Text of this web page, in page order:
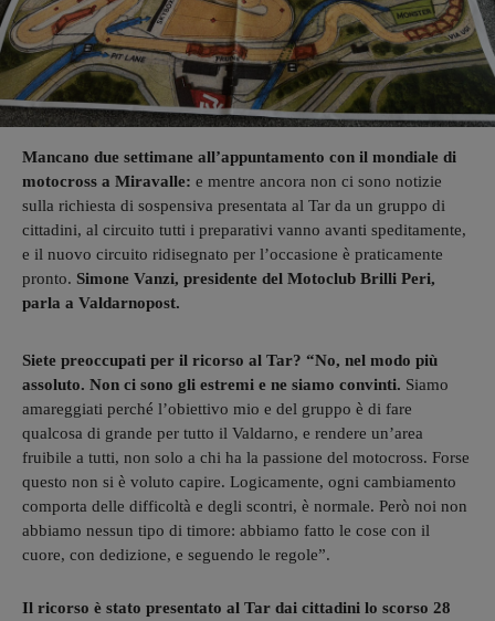
Mancano due settimane all’appuntamento con il mondiale di
motocross a Miravalle: e mentre ancora non ci sono notizie
sulla richiesta di sospensiva presentata al Tar da un gruppo di
cittadini, al circuito tutti i preparativi vanno avanti speditamente,
e il nuovo circuito ridisegnato per l’occasione è praticamente
pronto. Simone Vanzi, presidente del Motoclub Brilli Peri,
parla a Valdarnopost.
Siete preoccupati per il ricorso al Tar? “No, nel modo più
assoluto. Non ci sono gli estremi e ne siamo convinti. Siamo
amareggiati perché l’obiettivo mio e del gruppo è di fare
qualcosa di grande per tutto il Valdarno, e rendere un’area
fruibile a tutti, non solo a chi ha la passione del motocross. Forse
questo non si è voluto capire. Logicamente, ogni cambiamento
comporta delle difficoltà e degli scontri, è normale. Però noi non
abbiamo nessun tipo di timore: abbiamo fatto le cose con il
cuore, con dedizione, e seguendo le regole”.
Il ricorso è stato presentato al Tar dai cittadini lo scorso 28